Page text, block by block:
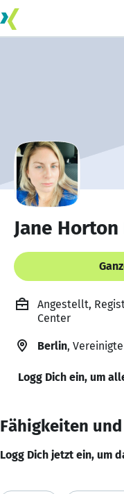
Jane Horton
Angestellt,
Center
Berlin,
Logg Dich ein, um
Fähigkeiten
Logg Dich jetzt ein, um